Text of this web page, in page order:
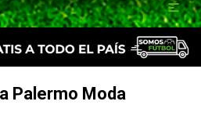

Palermo Moda